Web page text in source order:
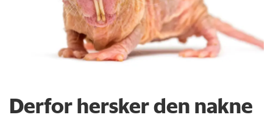
Derfor hersker den nakne